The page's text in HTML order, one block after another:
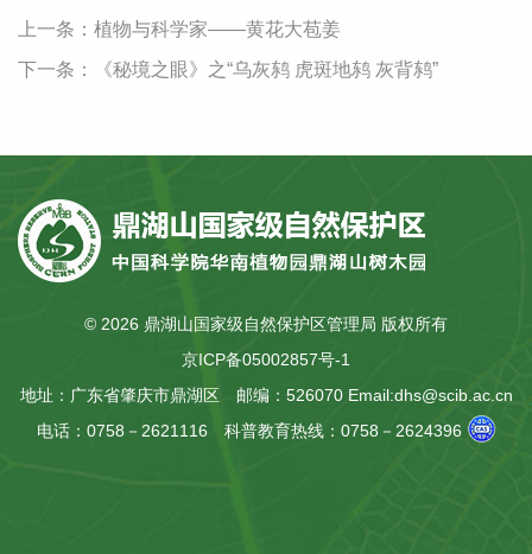
上一条： 植物与科学家——黄花大苞姜
下一条：
《秘境之眼》之“乌灰鸫 虎斑地鸫 灰背鸫”
© 2026 鼎湖山国家级自然保护区管理局 版权所有
京ICP备05002857号-1
地址：广东省肇庆市鼎湖区
邮编：526070 Email:dhs@scib.ac.cn
电话：0758－2621116
科普教育热线：0758－2624396